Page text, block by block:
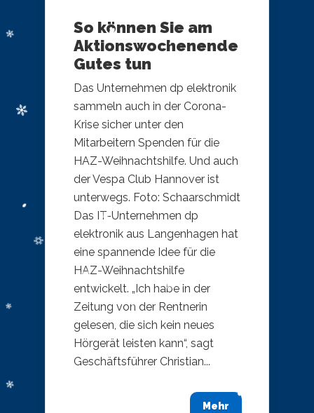
So können Sie am
Aktionswochenende
Gutes tun
Das Unternehmen dp elektronik
sammeln auch in der Corona-
Krise sicher unter den
Mitarbeitern Spenden für die
HAZ-Weihnachtshilfe. Und auch
der Vespa Club Hannover ist
unterwegs. Foto: Schaarschmidt
​Das IT-Unternehmen dp
elektronik aus Langenhagen hat
eine spannende Idee für die
HAZ-Weihnachtshilfe
entwickelt. „Ich habe in der
Zeitung von der Rentnerin
gelesen, die sich kein neues
Hörgerät leisten kann“, sagt
Geschäftsführer Christian...
Mehr